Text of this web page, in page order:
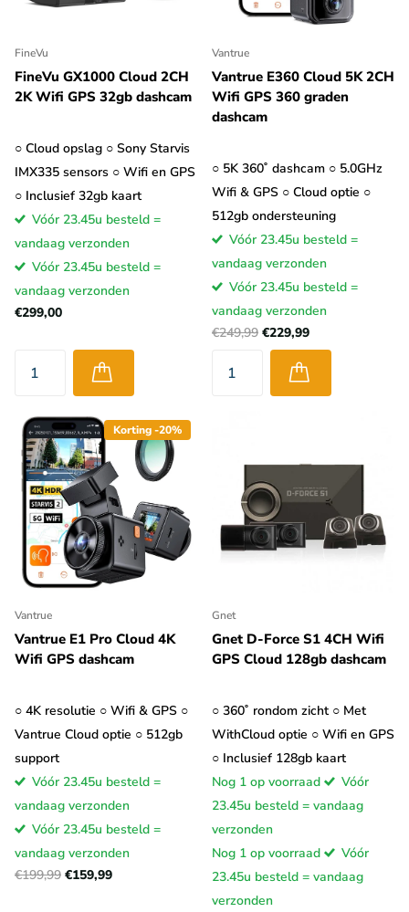
service ook een prijskaartje. Bij BlackVue kun je met het gratis
views of downloads per maand uitvoeren.
heb je natuurlijk ook een Wifi hotspot of SIM kaart met flink
data abonnement nodig. De video bestanden zijn vaak erg
groot waardoor je een flink aantal GB's per maand zult
verbruiken.
FineVu
FineVu GX1000 Cloud 2CH
2K Wifi GPS 32gb dashcam
○ Cloud opslag ○ Sony Starvis
IMX335 sensors ○ Wifi en GPS
○ Inclusief 32gb kaart
Vóór 23.45u besteld =
vandaag verzonden
Vóór 23.45u besteld =
vandaag verzonden
€299,00
Vantrue
Vantrue E360 Cloud 5K 2CH
Wifi GPS 360 graden
dashcam
○ 5K 360˚ dashcam ○ 5.0GHz
Wifi & GPS ○ Cloud optie ○
512gb ondersteuning
Vóór 23.45u besteld =
vandaag verzonden
Vóór 23.45u besteld =
vandaag verzonden
€249,99 €229,99
Korting -20%
Vantrue
Vantrue E1 Pro Cloud 4K
Wifi GPS dashcam
○ 4K resolutie ○ Wifi & GPS ○
Vantrue Cloud optie ○ 512gb
support
Vóór 23.45u besteld =
vandaag verzonden
Vóór 23.45u besteld =
vandaag verzonden
€199,99 €159,99
Gnet
Gnet D-Force S1 4CH Wifi
GPS Cloud 128gb dashcam
○ 360˚ rondom zicht ○ Met
WithCloud optie ○ Wifi en GPS
○ Inclusief 128gb kaart
Nog 1 op voorraad
Vóór
23.45u besteld = vandaag
verzonden
Nog 1 op voorraad
Vóór
23.45u besteld = vandaag
verzonden